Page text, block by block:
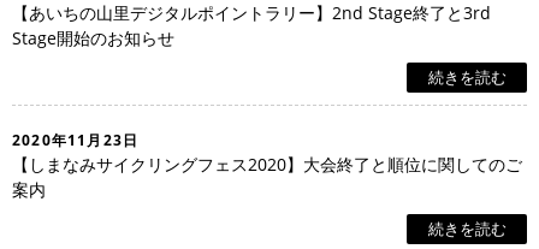
【あいちの山里デジタルポイントラリー】2nd Stage終了と3rd
Stage開始のお知らせ
続きを読む
2020年11月23日
【しまなみサイクリングフェス2020】大会終了と順位に関してのご
案内
続きを読む